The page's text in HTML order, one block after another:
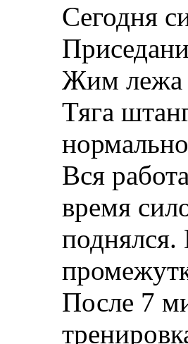
Сегодня
Жим лежа
Тяга
нормально
Вся
время
После 7